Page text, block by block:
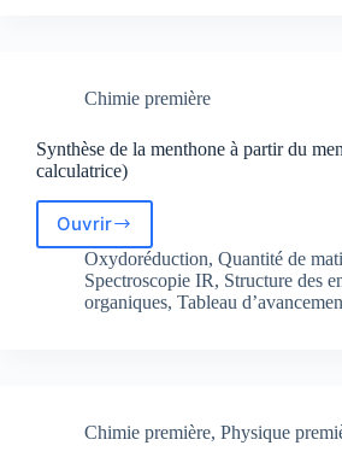
Chimie première
Synthèse de la menthone à partir du
calculatrice)
OuvrirSynthèse
de
la
menthone
calculatrice)
Oxydoréduction, Quantité de
Spectroscopie IR, Structure des
organiques, Tableau
Chimie première, Physique